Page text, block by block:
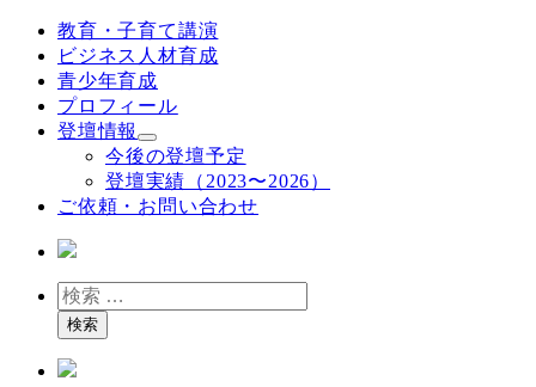
教育・子育て講演
ビジネス人材育成
青少年育成
プロフィール
登壇情報
今後の登壇予定
登壇実績（2023〜2026）
ご依頼・お問い合わせ
検
索検索